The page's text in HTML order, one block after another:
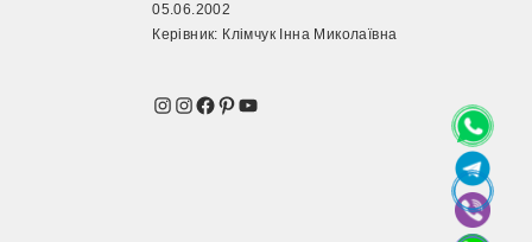
05.06.2002
Керівник: Клімчук Інна Миколаївна
Instagram
Instagram
Facebook
Pinterest
YouTube